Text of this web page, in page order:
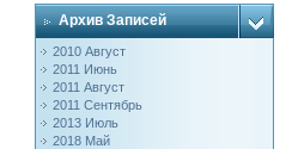
Архив Записей
2010 Август
2011 Июнь
2011 Август
2011 Сентябрь
2013 Июль
2018 Май